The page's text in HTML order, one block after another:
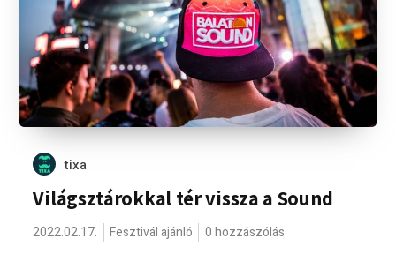
tixa
Világsztárokkal tér vissza a Sound
2022.02.17. Fesztivál ajánló 0 hozzászólás